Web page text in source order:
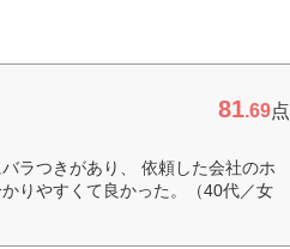
81.69点
ラつきがあり、 依頼した会社のホ
りやすくて良かった。（40代／女